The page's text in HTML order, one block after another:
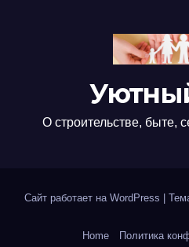
О строительстве, быте,
Сайт работает на WordPress
Home Политика